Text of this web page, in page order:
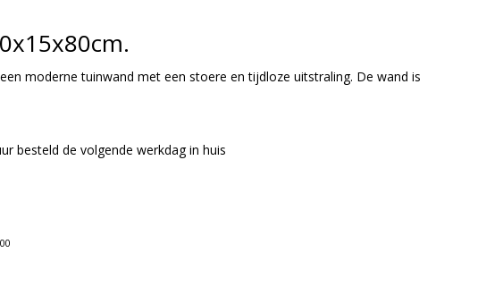
moderne tuinwand met een stoere en tijdloze uitstraling. De wand is
besteld de volgende werkdag in huis